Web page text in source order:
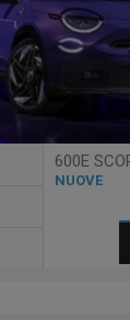
600E
NUOVE